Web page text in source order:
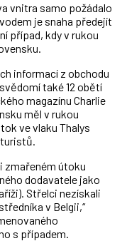
vnitra samo požádalo
je snaha předejít
případ, kdy v rukou
informací z obchodu
také 12 obětí
magazínu Charlie
měl v rukou
ve vlaku Thalys
zmařeném útoku
dodavatele jako
Střelci nezískali
v Belgii,“
s případem.